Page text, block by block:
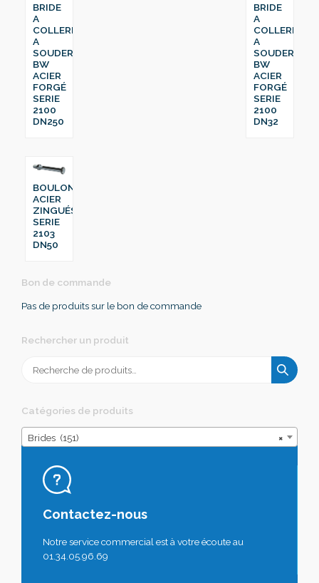
BRIDE
A
COLLERETTE
A
SOUDER
BW
ACIER
FORGÉ
SERIE
2100
DN250
BRIDE
A
COLLERETTE
A
SOUDER
BW
ACIER
FORGÉ
SERIE
2100
DN32
BOULON
ACIER
ZINGUÉS
SERIE
2103
DN50
Bon de commande
Pas de produits sur le bon de commande
Rechercher un produit
pour :
Catégories de produits
×
Brides (151)
Contactez-nous
Notre service commercial est à votre écoute au
01.34.05.96.69